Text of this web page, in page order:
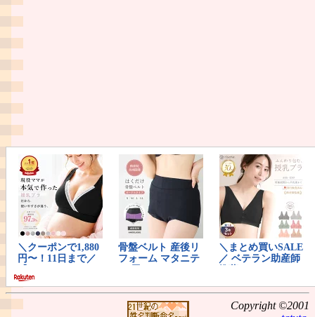
Copyright ©2001